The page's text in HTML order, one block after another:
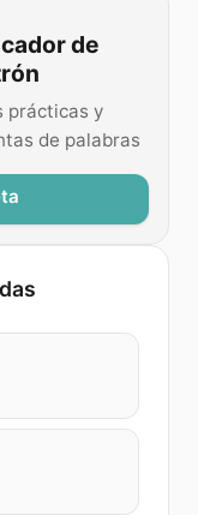
de
prácticas y
de palabras